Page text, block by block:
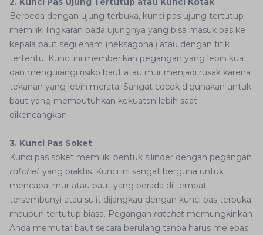
Berbeda dengan ujung terbuka, kunci pas ujung tertutup
memiliki lingkaran pada ujungnya yang bisa masuk pas ke
kepala baut segi enam (heksagonal) atau dengan titik
tertentu. Kunci ini memberikan pegangan yang lebih kuat
dan mengurangi risiko baut atau mur menjadi rusak karena
tekanan yang lebih merata. Sangat cocok digunakan untuk
baut yang membutuhkan kekuatan lebih saat
dikencangkan.
3. Kunci Pas Soket
Kunci pas soket memiliki bentuk silinder dengan pegangan
ratchet yang praktis. Kunci ini sangat berguna untuk
mencapai mur atau baut yang berada di tempat
tersembunyi atau sulit dijangkau dengan kunci pas terbuka
maupun tertutup biasa. Pegangan ratchet memungkinkan
Anda memutar baut secara berulang tanpa harus melepas